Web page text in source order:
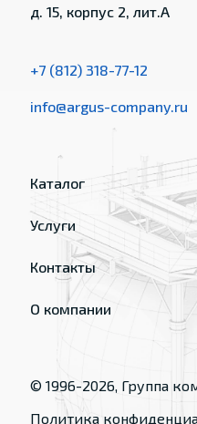
д. 15, корпус 2, лит.А
+7 (812) 318-77-12
info@argus-company.ru
Каталог
Услуги
Контакты
О компании
© 1996-2026, Группа
Политика